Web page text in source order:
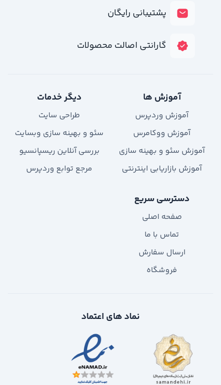
پشتیبانی رایگان
گارانتی اصالت محصولات
آموزش ها
آموزش وردپرس
آموزش ووکامرس
آموزش سئو و بهینه سازی
آموزش بازاریابی اینترنتی
دیگر خدمات
طراحی سایت
سئو و بهینه سازی وبسایت
بررسی آنلاین ریسپانسیو
مرجع توابع وردپرس
دسترسی سریع
صفحه اصلی
تماس با ما
ارسال سفارش
فروشگاه
نماد های اعتماد